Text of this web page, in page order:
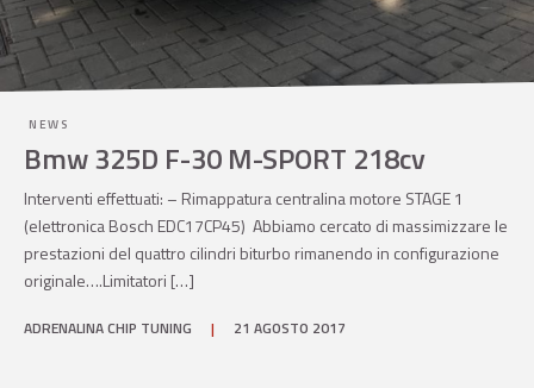
NEWS
Bmw 325D F-30 M-SPORT 218cv
Interventi effettuati: – Rimappatura centralina motore STAGE 1
(elettronica Bosch EDC17CP45) Abbiamo cercato di massimizzare le
prestazioni del quattro cilindri biturbo rimanendo in configurazione
originale….Limitatori […]
ADRENALINA CHIP TUNING | 21 AGOSTO 2017